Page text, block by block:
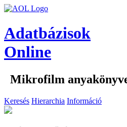
Adatbázisok
Online
Mikrofilm
Keresés Hierarchia Információ